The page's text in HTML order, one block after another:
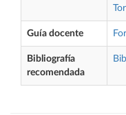
Guía docente
Bibliografía
recomendada